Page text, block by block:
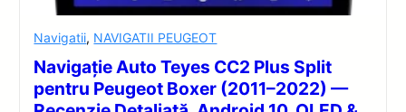
Navigatii, NAVIGATII PEUGEOT
Navigație Auto Teyes CC2 Plus Split
pentru Peugeot Boxer (2011–2022) —